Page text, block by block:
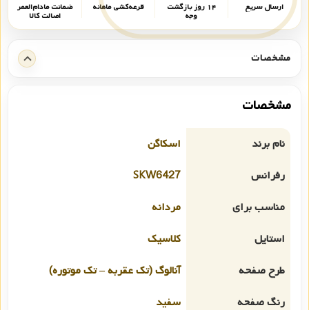
ارسال سریع ۱۴ روز بازگشت
وجه
قرعه‌کشی ماهانه ضمانت مادام‌العمر
اصالت کالا
مشخصات
مشخصات
نام برند
اسکاگن
رفرانس
SKW6427
مناسب برای
مردانه
استایل
کلاسیک
طرح صفحه
آنالوگ (تک عقربه – تک موتوره)
رنگ صفحه
سفید